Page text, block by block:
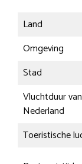
Land
Omgeving
Stad
Vluchtduur
Nederland
Toeristische